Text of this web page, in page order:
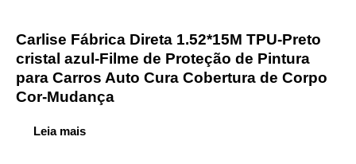
Carlise Fábrica Direta 1.52*15M TPU-Preto
cristal azul-Filme de Proteção de Pintura
para Carros Auto Cura Cobertura de Corpo
Cor-Mudança
Leia mais